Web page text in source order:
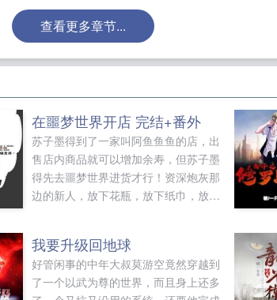
查看更多章节...
在噩梦世界开店 完结+番外
苏子墨得到了一家叫阿鱼鱼鱼的店，出
售店内商品就可以增加余寿，但苏子墨
得先去噩梦世界进货才行！资深炮灰那
边的新人，放下花瓶，放下纸巾，放下
我要升级回地球
好管闲事的中年大叔莫游空竟然穿越到
了一个以武为尊的世界，而且身上还多